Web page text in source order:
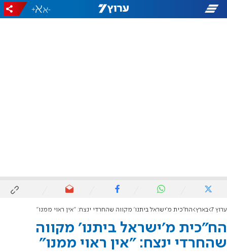
-
+
ערוץ 7 בארץ הח"כית מ'ישראל ביתנו' מקווה שהחרדי ינצח: "אין ראוי ממנו"
הח"כית מ'ישראל ביתנו' מקווה
שהחרדי ינצח: "אין ראוי ממנו"